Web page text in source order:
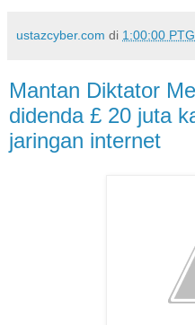
ustazcyber.com di 1:00:00 PTG
Mantan Diktator
didenda £ 20 juta
jaringan internet